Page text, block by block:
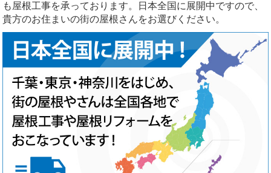
も屋根工事を承っております。日本全国に展開中ですので、
貴方のお住まいの街の屋根さんをお選びください。